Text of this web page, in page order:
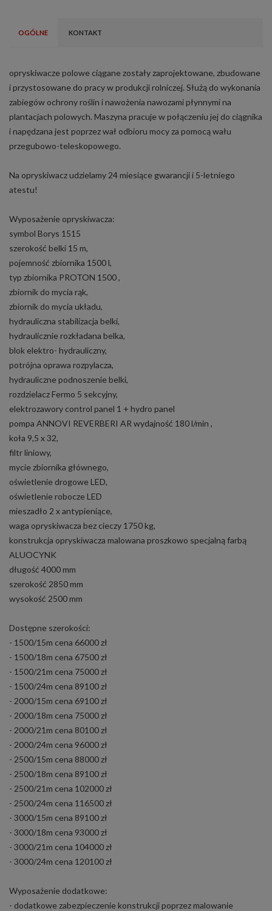
OGÓLNE KONTAKT
opryskiwacze polowe ciągane zostały zaprojektowane, zbudowane
i przystosowane do pracy w produkcji rolniczej. Służą do wykonania
zabiegów ochrony roślin i nawożenia nawozami płynnymi na
plantacjach polowych. Maszyna pracuje w połączeniu jej do ciągnika
i napędzana jest poprzez wał odbioru mocy za pomocą wału
przegubowo-teleskopowego.
Na opryskiwacz udzielamy 24 miesiące gwarancji i 5-letniego
atestu!
Wyposażenie opryskiwacza:
symbol Borys 1515
szerokość belki 15 m,
pojemność zbiornika 1500 l,
typ zbiornika PROTON 1500 ,
zbiornik do mycia rąk,
zbiornik do mycia układu,
hydrauliczna stabilizacja belki,
hydraulicznie rozkładana belka,
blok elektro- hydrauliczny,
potrójna oprawa rozpylacza,
hydrauliczne podnoszenie belki,
rozdzielacz Fermo 5 sekcyjny,
elektrozawory control panel 1 + hydro panel
pompa ANNOVI REVERBERI AR wydajność 180 l/min ,
koła 9,5 x 32,
filtr liniowy,
mycie zbiornika głównego,
oświetlenie drogowe LED,
oświetlenie robocze LED
mieszadło 2 x antypieniące,
waga opryskiwacza bez cieczy 1750 kg,
konstrukcja opryskiwacza malowana proszkowo specjalną farbą
ALUOCYNK
długość 4000 mm
szerokość 2850 mm
wysokość 2500 mm
Dostępne szerokości:
- 1500/15m cena 66000 zł
- 1500/18m cena 67500 zł
- 1500/21m cena 75000 zł
- 1500/24m cena 89100 zł
- 2000/15m cena 69100 zł
- 2000/18m cena 75000 zł
- 2000/21m cena 80100 zł
- 2000/24m cena 96000 zł
- 2500/15m cena 88000 zł
- 2500/18m cena 89100 zł
- 2500/21m cena 102000 zł
- 2500/24m cena 116500 zł
- 3000/15m cena 89100 zł
- 3000/18m cena 93000 zł
- 3000/21m cena 104000 zł
- 3000/24m cena 120100 zł
Wyposażenie dodatkowe:
- dodatkowe zabezpieczenie konstrukcji poprzez malowanie